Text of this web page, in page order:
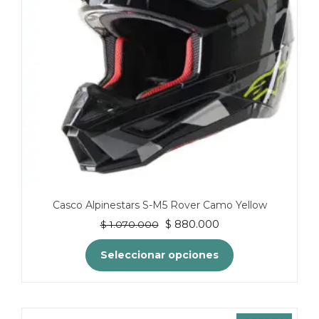
elegir
en
página
producto
Casco Alpinestars S-M5 Rover Camo Yellow
$1.070.000
El
precio
original
era:
$ 880.000El
precio
actual
es:
Seleccionar opciones